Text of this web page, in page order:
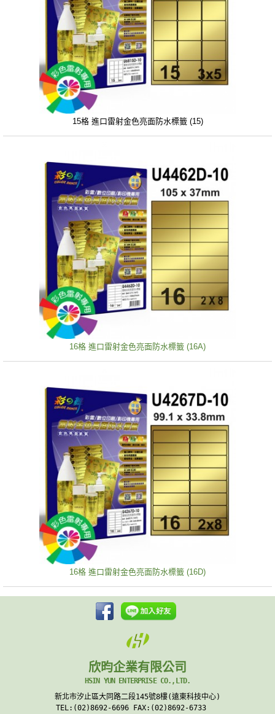
15格 進口雷射金色亮面防水標籤 (15)
16格 進口雷射金色亮面防水標籤 (16A)
16格 進口雷射金色亮面防水標籤 (16D)
欣昀企業有限公司
HSIN YUN ENTERPRISE CO.,LTD.
新北市汐止區大同路二段145號8樓(遠東科技中心)
TEL:(02)8692-6696 FAX:(02)8692-6733